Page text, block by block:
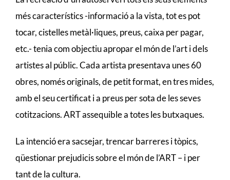
més característics -informació a la vista, tot es pot
tocar, cistelles metàl·liques, preus, caixa per pagar,
etc.- tenia com objectiu apropar el món de l’art i dels
artistes al públic. Cada artista presentava unes 60
obres, només originals, de petit format, en tres mides,
amb el seu certificat i a preus per sota de les seves
cotitzacions. ART assequible a totes les butxaques.
La intenció era sacsejar, trencar barreres i tòpics,
qüestionar prejudicis sobre el món de l’ART – i per
tant de la cultura.